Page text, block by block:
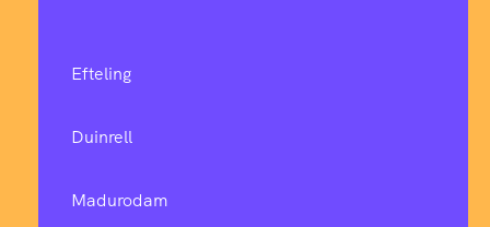
Efteling
Duinrell
Madurodam